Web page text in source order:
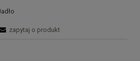
zapytaj o produkt